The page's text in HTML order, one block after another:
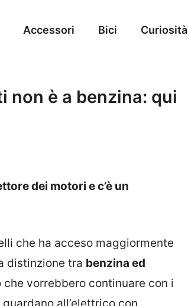
Accessori Bici Curiosità
non è a benzina: qui
dei motori e c’è un
che ha acceso maggiormente
distinzione tra benzina ed
vorrebbero continuare con i